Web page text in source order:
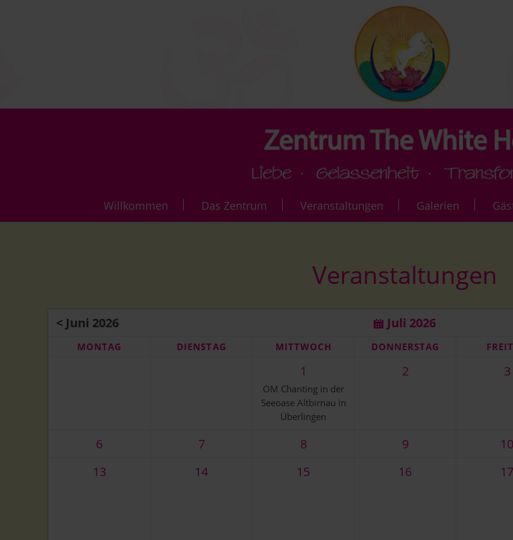
Navigation
überspringen
Willkommen
Das Zentrum
Veranstaltungen
vedische Rituale
Kurse - Vorträge - Seminare
Galerien
Galerie OM
Veranstaltungen
< Juni 2026 Juli 2026
MONTAG DIENSTAG MITTWOCH DONNERSTAG FR
1
OM Chanting in der
Seeoase Altbirnau in
Überlingen
2 3
6 7 8 9 10
13
14 15 16 17